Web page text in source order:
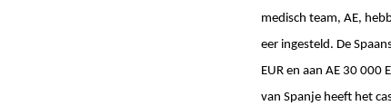
medisch team, AE,
eer ingesteld. De
EUR en aan AE 30
van Spanje heeft het